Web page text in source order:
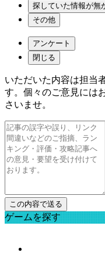
探していた情報が無
その他
アンケート
閉じる
いただいた内容は担当
す。個々のご意見には
さいませ。
ゲームを探す